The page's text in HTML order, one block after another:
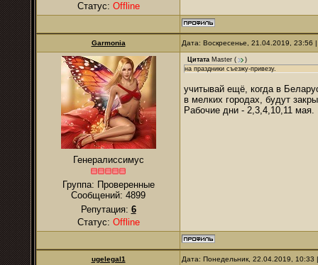
Статус: Offline
Garmonia Дата: Воскресенье, 21.04.2019,
Генералиссимус
Группа: Проверенные
Сообщений: 4899
Репутация: 6
Статус: Offline
Цитата Master (
)
на праздники съезжу-привезу.
учитывай ещё, когда в
в мелких городах, будут
Рабочие дни - 2,3,4,10,11
ugelegal1 Дата: Понедельник, 22.04.2019,